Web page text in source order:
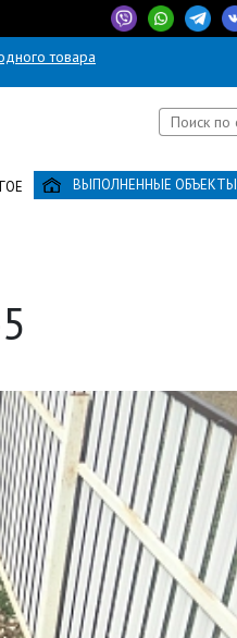
товара
ВЫПОЛНЕННЫЕ ОБЪЕКТЫ